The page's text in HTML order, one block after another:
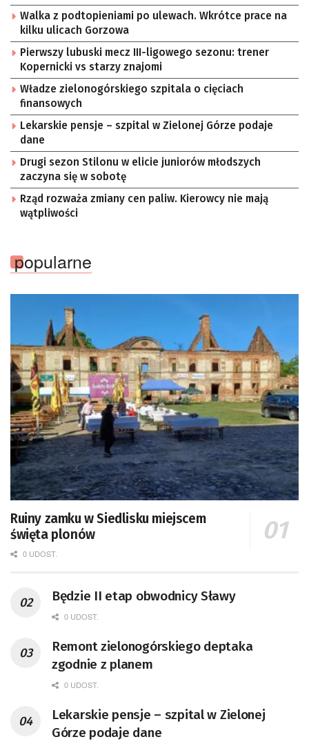
Walka z podtopieniami po ulewach. Wkrótce prace na
kilku ulicach Gorzowa
Pierwszy lubuski mecz III-ligowego sezonu: trener
Kopernicki vs starzy znajomi
Władze zielonogórskiego szpitala o cięciach
finansowych
Lekarskie pensje – szpital w Zielonej Górze podaje
dane
Drugi sezon Stilonu w elicie juniorów młodszych
zaczyna się w sobotę
Rząd rozważa zmiany cen paliw. Kierowcy nie mają
wątpliwości
popularne
Ruiny zamku w Siedlisku miejscem
święta plonów
0 UDOST.
Będzie II etap obwodnicy Sławy
0 UDOST.
Remont zielonogórskiego deptaka
zgodnie z planem
0 UDOST.
Lekarskie pensje – szpital w Zielonej
Górze podaje dane